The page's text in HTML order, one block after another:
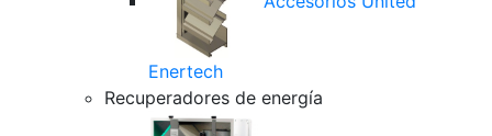
Enertech
Recuperadores de energía